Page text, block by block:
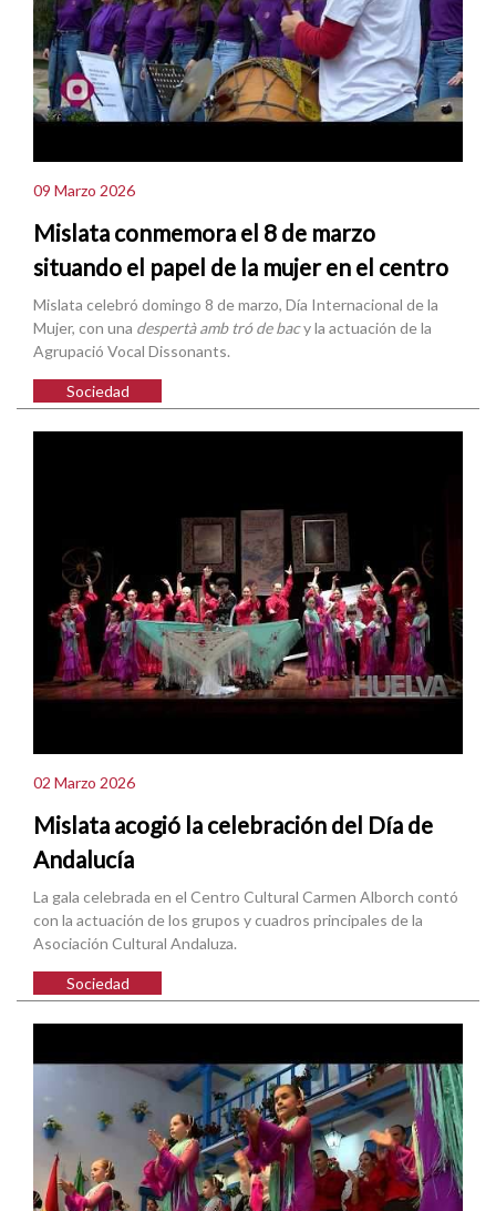
09 Marzo 2026
Mislata conmemora el 8 de marzo
situando el papel de la mujer en el centro
Mislata celebró domingo 8 de marzo, Día Internacional de la
Mujer, con una despertà amb tró de bacy la actuación de la
Agrupació Vocal Dissonants.
Sociedad
02 Marzo 2026
Mislata acogió la celebración del Día de
Andalucía
La gala celebrada en el Centro Cultural Carmen Alborch contó
con la actuación de los grupos y cuadros principales de la
Asociación Cultural Andaluza.
Sociedad